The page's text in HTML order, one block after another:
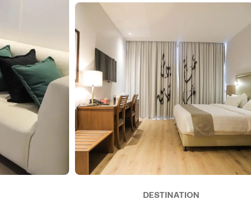
DESTINATION